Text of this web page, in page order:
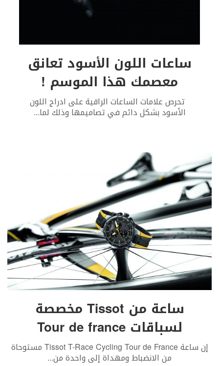
ساعات اللون الأسود تعانق
معصمك هذا الموسم !
تحرص علامات الساعات الراقية على ادراج اللون
الأسود بشكل دائم في تصاميمها وذلك لما...
ساعة من Tissot مخصصة
لسباقات Tour de france
إن ساعة Tissot T-Race Cycling Tour de France مستوحاة
من الانضباط ومهداة إلى واحدة من...